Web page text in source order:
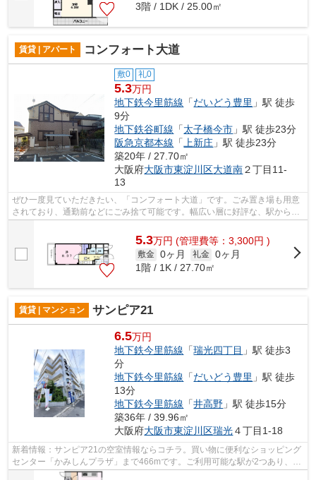
3階 / 1DK / 25.00㎡
賃貸 | アパート コンフォート大道
敷0 礼0
5.3万円
地下鉄今里筋線 「だいどう豊里 」駅 徒歩
9分
地下鉄谷町線 「太子橋今市 」駅 徒歩23分
阪急京都本線 「 上新庄 」駅 徒歩23分
築20年 / 27.70㎡
大阪府大阪市東淀川区大道南２丁目11-
13
ぜひ一度見ていただきたい、「コンフォート大道」です。ごみ置き場も用意
されており、通勤前などにごみ捨て可能です。幅広い層に好評な、駅から徒
歩9分に立地する物件です。高い信頼性...
5.3万円 (管理費等：3,300円 )
敷金 0ヶ月 礼金 0ヶ月
1階 / 1K / 27.70㎡
賃貸 | マンション サンピア21
6.5万円
地下鉄今里筋線 「瑞光四丁目 」駅 徒歩3
分
地下鉄今里筋線 「だいどう豊里 」駅 徒歩
13分
地下鉄今里筋線 「井高野 」駅 徒歩15分
築36年 / 39.96㎡
大阪府大阪市東淀川区瑞光４丁目1-18
新着情報：サンピア21の空室情報ならコチラ。買い物に便利なショッピング
センター「かみしんプラザ」まで466mです。ご利用可能な駅が2つあり、行
き先に応じて乗車駅の使い分けができま...